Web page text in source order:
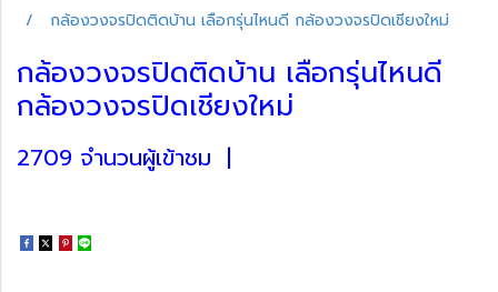
กล้องวงจรปิดติดบ้าน เลือกรุ่นไหนดี กล้องวงจรปิดเชียงใหม่
กล้องวงจรปิดติดบ้าน เลือกรุ่นไหนดี
กล้องวงจรปิดเชียงใหม่
2709 จำนวนผู้เข้าชม |